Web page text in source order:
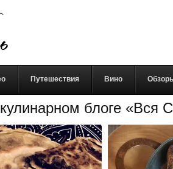
Путешествия Вино
блоге «Вся